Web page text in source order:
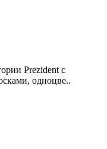
Prezident с
одноцве..